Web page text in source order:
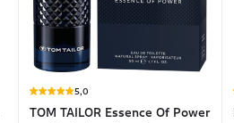
5,0
TOM TAILOR Essence Of Power